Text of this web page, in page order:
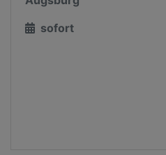
sofort